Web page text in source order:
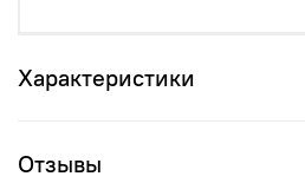
Характеристики
Отзывы